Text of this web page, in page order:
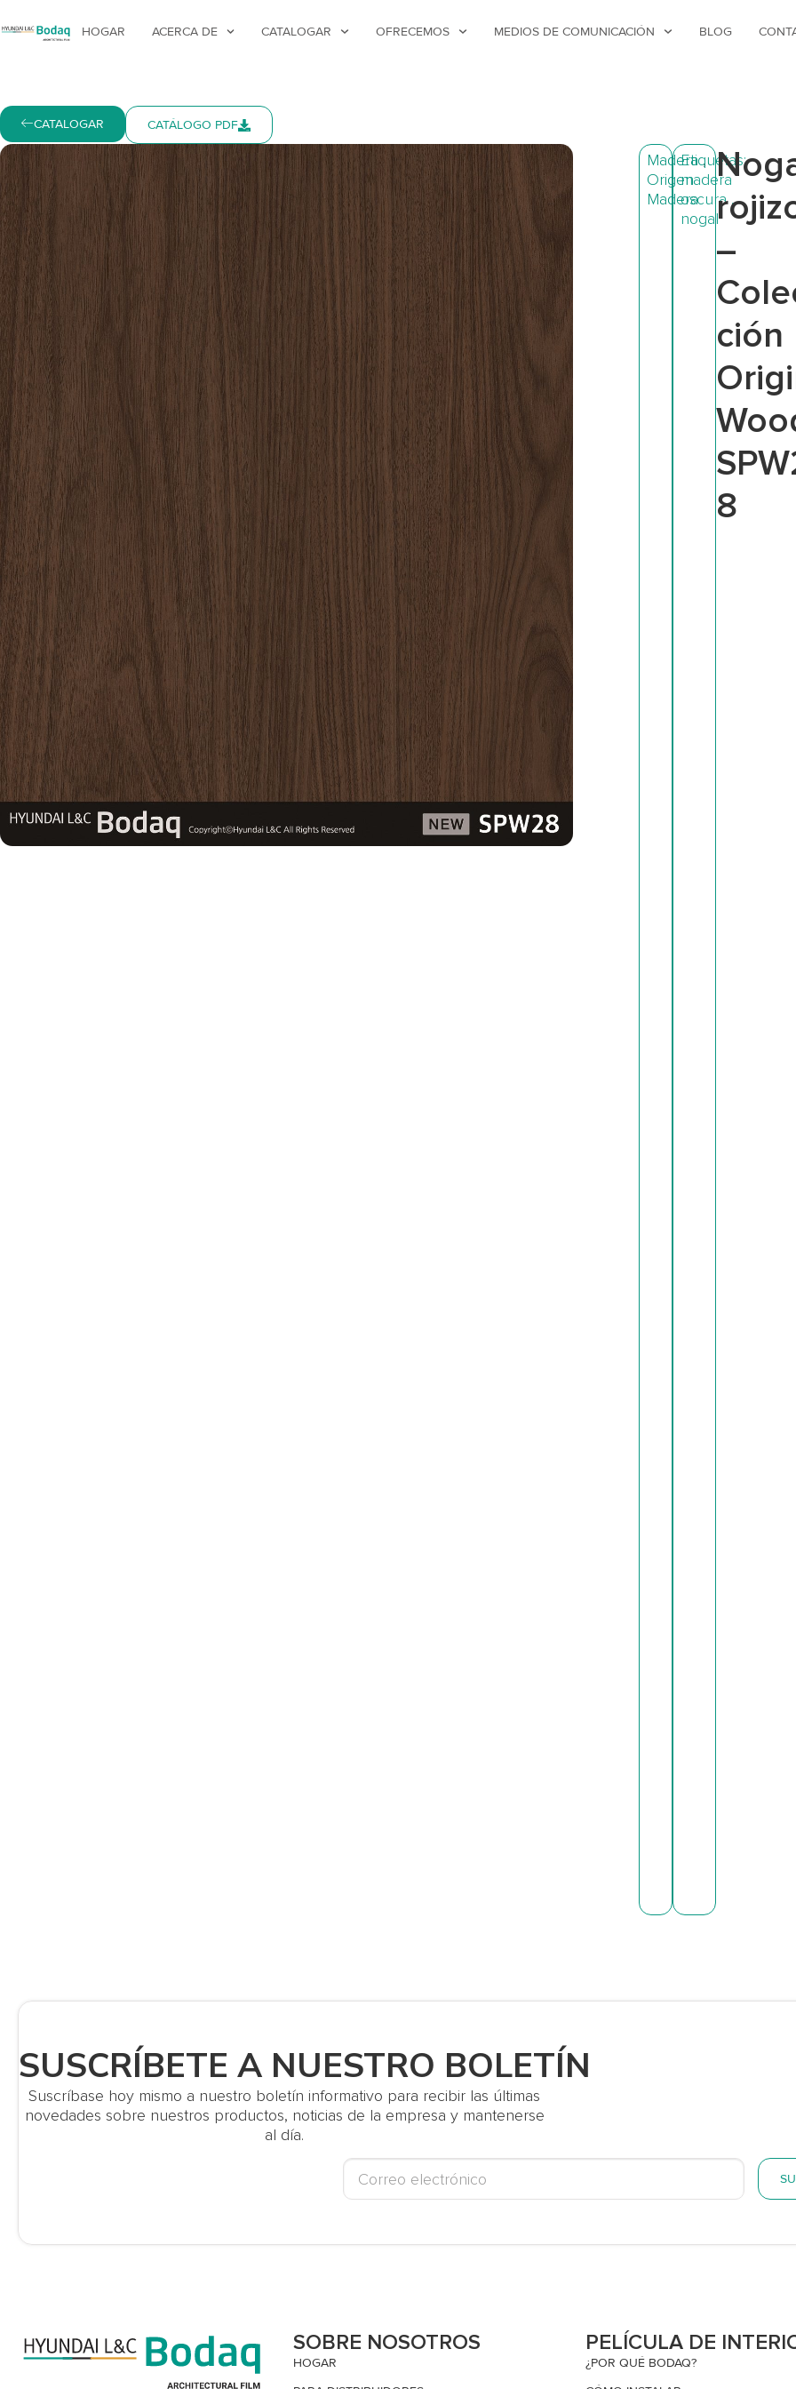
HOGAR ACERCA DE CATALOGAR OFRECEMOS MEDIOS DE COMUNICACIÓN BLOG
CATALOGAR CATÁLOGO PDF
Madera,
Origen
Madera
Etiquetas:
madera
oscura,
nogal
–
ción
8
SUSCRÍBETE A NUESTRO BOLETÍN
Suscríbase hoy mismo a nuestro boletín informativo para recibir las últimas
novedades sobre nuestros productos, noticias de la empresa y mantenerse
al día.
SOBRE NOSOTROS
HOGAR
PELÍCULA DE
¿POR QUÉ BODAQ?